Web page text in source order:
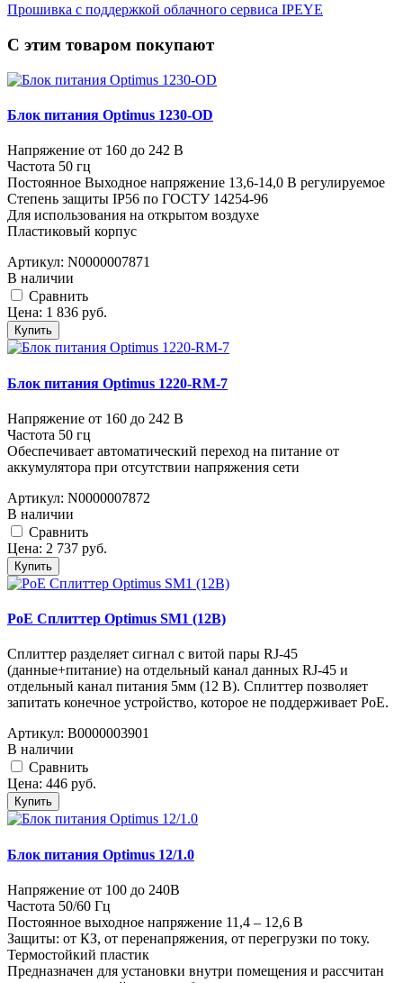
Прошивка с поддержкой облачного сервиса IPEYE
C этим товаром покупают
Блок питания Optimus 1230-OD
Напряжение от 160 до 242 В
Частота 50 гц
Постоянное Выходное напряжение 13,6-14,0 В регулируемое
Степень защиты IP56 по ГОСТУ 14254-96
Для использования на открытом воздухе
Пластиковый корпус
Артикул: N0000007871
В наличии
Cравнить
Цена: 1 836 руб.
Купить
Блок питания Optimus 1220-RM-7
Напряжение от 160 до 242 В
Частота 50 гц
Обеспечивает автоматический переход на питание от
аккумулятора при отсутствии напряжения сети
Артикул: N0000007872
В наличии
Cравнить
Цена: 2 737 руб.
Купить
PoE Сплиттер Optimus SM1 (12B)
Сплиттер разделяет сигнал с витой пары RJ-45
(данные+питание) на отдельный канал данных RJ-45 и
отдельный канал питания 5мм (12 В). Сплиттер позволяет
запитать конечное устройство, которое не поддерживает PoE.
Артикул: В0000003901
В наличии
Cравнить
Цена: 446 руб.
Купить
Блок питания Optimus 12/1.0
Напряжение от 100 до 240В
Частота 50/60 Гц
Постоянное выходное напряжение 11,4 – 12,6 В
Защиты: от КЗ, от перенапряжения, от перегрузки по току.
Термостойкий пластик
Предназначен для установки внутри помещения и рассчитан